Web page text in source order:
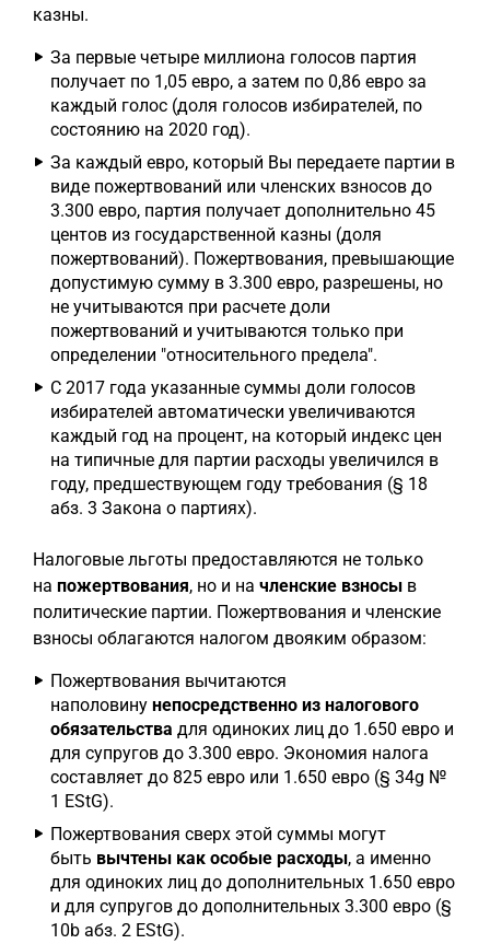
казны.
За первые четыре миллиона голосов партия
получает по 1,05 евро, а затем по 0,86 евро за
каждый голос (доля голосов избирателей, по
состоянию на 2020 год).
За каждый евро, который Вы передаете партии в
виде пожертвований или членских взносов до
3.300 евро, партия получает дополнительно 45
центов из государственной казны (доля
пожертвований). Пожертвования, превышающие
допустимую сумму в 3.300 евро, разрешены, но
не учитываются при расчете доли
пожертвований и учитываются только при
определении "относительного предела".
С 2017 года указанные суммы доли голосов
избирателей автоматически увеличиваются
каждый год на процент, на который индекс цен
на типичные для партии расходы увеличился в
году, предшествующем году требования (§ 18
абз. 3 Закона о партиях).
Налоговые льготы предоставляются не только
на пожертвования, но и на членские взносы в
политические партии. Пожертвования и членские
взносы облагаются налогом двояким образом:
Пожертвования вычитаются
наполовину непосредственно из налогового
обязательства для одиноких лиц до 1.650 евро и
для супругов до 3.300 евро. Экономия налога
составляет до 825 евро или 1.650 евро (§ 34g №
1 EStG).
Пожертвования сверх этой суммы могут
быть вычтены как особые расходы, а именно
для одиноких лиц до дополнительных 1.650 евро
и для супругов до дополнительных 3.300 евро (§
10b абз. 2 EStG).